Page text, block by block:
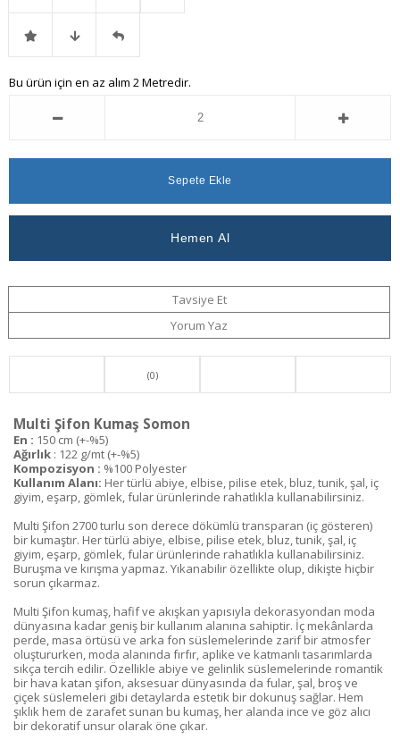
Telefonla
Sipariş
Favorilere
Ekle
İstek
Listeme
İndirimli Fiyat
Ver
Gelince
Bu ürün için en az alım 2 Metredir.
Tavsiye Et
Yorum Yaz
(0)
Multi Şifon Kumaş Somon
En : 150 cm (+-%5)
Ağırlık : 122 g/mt (+-%5)
Kompozisyon : %100 Polyester
Kullanım Alanı: Her türlü abiye, elbise, pilise etek, bluz, tunik, şal, iç
giyim, eşarp, gömlek, fular ürünlerinde rahatlıkla kullanabilirsiniz.
Multi Şifon 2700 turlu son derece dökümlü transparan (iç gösteren)
bir kumaştır. Her türlü abiye, elbise, pilise etek, bluz, tunik, şal, iç
giyim, eşarp, gömlek, fular ürünlerinde rahatlıkla kullanabilirsiniz.
Buruşma ve kırışma yapmaz. Yıkanabilir özellikte olup, dikişte hiçbir
sorun çıkarmaz.
Multi Şifon kumaş, hafif ve akışkan yapısıyla dekorasyondan moda
dünyasına kadar geniş bir kullanım alanına sahiptir. İç mekânlarda
perde, masa örtüsü ve arka fon süslemelerinde zarif bir atmosfer
oluştururken, moda alanında fırfır, aplike ve katmanlı tasarımlarda
sıkça tercih edilir. Özellikle abiye ve gelinlik süslemelerinde romantik
bir hava katan şifon, aksesuar dünyasında da fular, şal, broş ve
çiçek süslemeleri gibi detaylarda estetik bir dokunuş sağlar. Hem
şıklık hem de zarafet sunan bu kumaş, her alanda ince ve göz alıcı
bir dekoratif unsur olarak öne çıkar.